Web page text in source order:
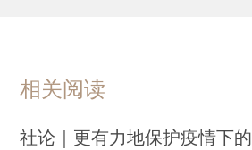
相关阅读
社论｜更有力地保护疫情下的